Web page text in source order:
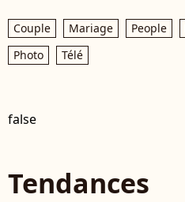
Couple Mariage People
Photo
Télé
false
Tendances